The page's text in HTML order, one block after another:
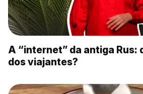
A “internet” da antiga Rus:
dos viajantes?